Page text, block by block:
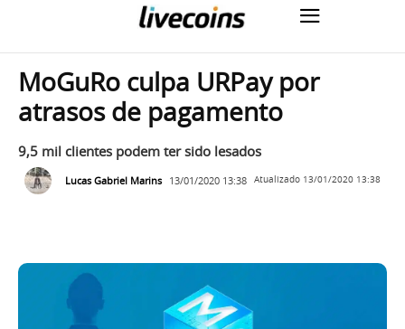
MoGuRo culpa URPay por
atrasos de pagamento
9,5 mil clientes podem ter sido lesados
Lucas Gabriel Marins 13/01/2020 13:38 Atualizado 13/01/2020 13:38